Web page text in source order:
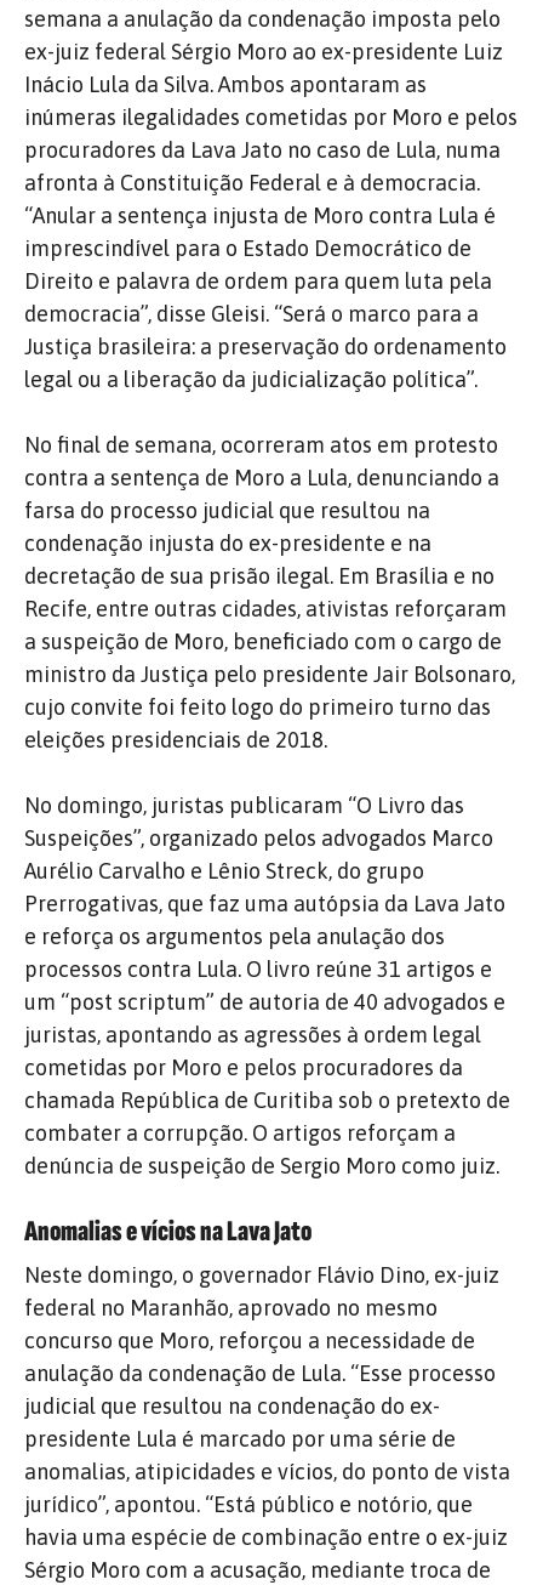
semana a anulação da condenação imposta pelo
ex-juiz federal Sérgio Moro ao ex-presidente Luiz
Inácio Lula da Silva. Ambos apontaram as
inúmeras ilegalidades cometidas por Moro e pelos
procuradores da Lava Jato no caso de Lula, numa
afronta à Constituição Federal e à democracia.
“Anular a sentença injusta de Moro contra Lula é
imprescindível para o Estado Democrático de
Direito e palavra de ordem para quem luta pela
democracia”, disse Gleisi. “Será o marco para a
Justiça brasileira: a preservação do ordenamento
legal ou a liberação da judicialização política”.
No final de semana, ocorreram atos em protesto
contra a sentença de Moro a Lula, denunciando a
farsa do processo judicial que resultou na
condenação injusta do ex-presidente e na
decretação de sua prisão ilegal. Em Brasília e no
Recife, entre outras cidades, ativistas reforçaram
a suspeição de Moro, beneficiado com o cargo de
ministro da Justiça pelo presidente Jair Bolsonaro,
cujo convite foi feito logo do primeiro turno das
eleições presidenciais de 2018.
No domingo, juristas publicaram “O Livro das
Suspeições”, organizado pelos advogados Marco
Aurélio Carvalho e Lênio Streck, do grupo
Prerrogativas, que faz uma autópsia da Lava Jato
e reforça os argumentos pela anulação dos
processos contra Lula. O livro reúne 31 artigos e
um “post scriptum” de autoria de 40 advogados e
juristas, apontando as agressões à ordem legal
cometidas por Moro e pelos procuradores da
chamada República de Curitiba sob o pretexto de
combater a corrupção. O artigos reforçam a
denúncia de suspeição de Sergio Moro como juiz.
Anomalias e vícios na Lava Jato
Neste domingo, o governador Flávio Dino, ex-juiz
federal no Maranhão, aprovado no mesmo
concurso que Moro, reforçou a necessidade de
anulação da condenação de Lula. “Esse processo
judicial que resultou na condenação do ex-
presidente Lula é marcado por uma série de
anomalias, atipicidades e vícios, do ponto de vista
jurídico”, apontou. “Está público e notório, que
havia uma espécie de combinação entre o ex-juiz
Sérgio Moro com a acusação, mediante troca de